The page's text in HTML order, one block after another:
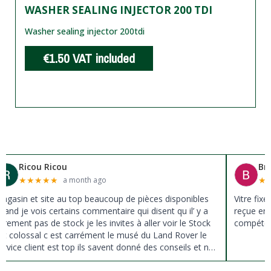
WASHER SEALING INJECTOR 200 TDI
Washer sealing injector 200tdi
€1.50VAT included
Ricou Ricou
★★★★★ a month ago
et site au top beaucoup de pièces disponibles
je vois certains commentaire qui disent qu il’ y a
pas de stock je les invites à aller voir le Stock
colossal c est carrément le musé du Land Rover le
client est top ils savent donné des conseils et ne
pas à la vente ils sont vraiment au top du top
★
Vitre
reçue